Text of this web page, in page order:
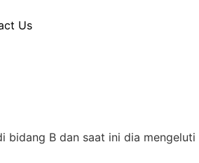
Us
B dan saat ini dia